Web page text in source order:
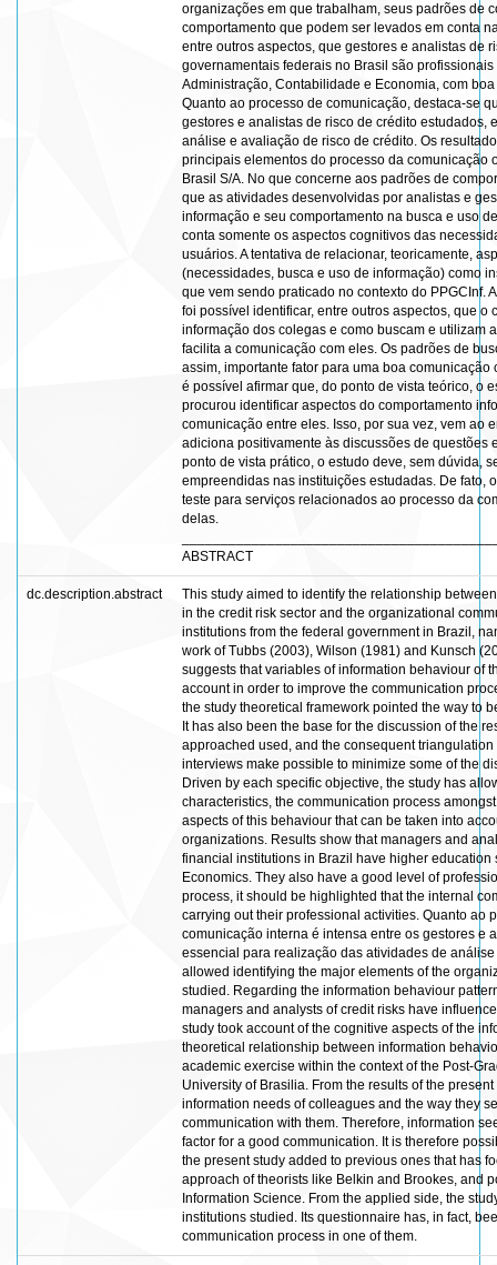
organizações em que trabalham, seus padrões de
comportamento que podem ser levados em conta
entre outros aspectos, que gestores e analistas de
governamentais federais no Brasil são
Administração, Contabilidade e Economia, com
Quanto ao processo de comunicação, destaca-se
gestores e analistas de risco de crédito
análise e avaliação de risco de crédito. Os
principais elementos do processo da comunicação
Brasil S/A. No que concerne aos padrões de
que as atividades desenvolvidas por analistas e
informação e seu comportamento na busca e uso
conta somente os aspectos cognitivos das
usuários. A tentativa de relacionar, teoricamente,
(necessidades, busca e uso de informação) como
que vem sendo praticado no contexto do PPGCInf.
foi possível identificar, entre outros aspectos, que
informação dos colegas e como buscam e utilizam
facilita a comunicação com eles. Os padrões de
assim, importante fator para uma boa
é possível afirmar que, do ponto de vista teórico, o
procurou identificar aspectos do comportamento
comunicação entre eles. Isso, por sua vez, vem ao
adiciona positivamente às discussões de questões
ponto de vista prático, o estudo deve, sem dúvida,
empreendidas nas instituições estudadas. De fato,
teste para serviços relacionados ao processo da
delas.
ABSTRACT
dc.description.abstract
This study aimed to identify the relationship
in the credit risk sector and the organizational
institutions from the federal government in Brazil,
work of Tubbs (2003), Wilson (1981) and Kunsch
suggests that variables of information behaviour of
account in order to improve the communication
the study theoretical framework pointed the way to
It has also been the base for the discussion of the
approached used, and the consequent
interviews make possible to minimize some of the
Driven by each specific objective, the study has
characteristics, the communication process
aspects of this behaviour that can be taken into
organizations. Results show that managers and
financial institutions in Brazil have higher
Economics. They also have a good level of
process, it should be highlighted that the internal
carrying out their professional activities. Quanto ao
comunicação interna é intensa entre os gestores e
essencial para realização das atividades de
allowed identifying the major elements of the
studied. Regarding the information behaviour
managers and analysts of credit risks have
study took account of the cognitive aspects of the
theoretical relationship between information
academic exercise within the context of the Post-
University of Brasilia. From the results of the
information needs of colleagues and the way they
communication with them. Therefore, information
factor for a good communication. It is therefore
the present study added to previous ones that has
approach of theorists like Belkin and Brookes, and
Information Science. From the applied side, the
institutions studied. Its questionnaire has, in fact,
communication process in one of them.